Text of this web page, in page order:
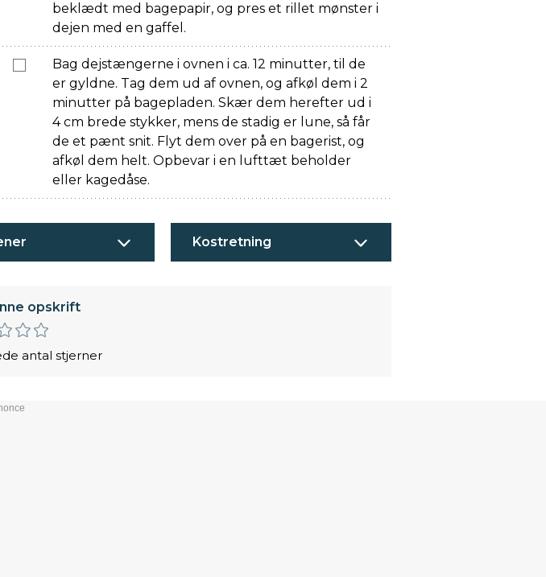
beklædt med bagepapir, og pres et rillet mønster i
dejen med en gaffel.
Bag dejstængerne i ovnen i ca. 12 minutter, til de
er gyldne. Tag dem ud af ovnen, og afkøl dem i 2
minutter på bagepladen. Skær dem herefter ud i
4 cm brede stykker, mens de stadig er lune, så får
de et pænt snit. Flyt dem over på en bagerist, og
afkøl dem helt. Opbevar i en lufttæt beholder
eller kagedåse.
Kostretning
opskrift
antal stjerner